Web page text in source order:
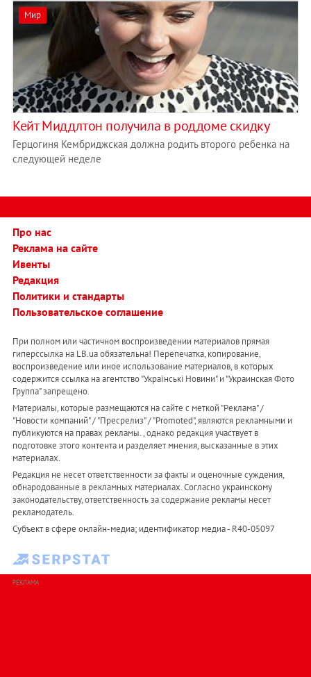
Мир
Кейт Миддлтон получила в роддоме скидку
Герцогиня Кембриджская должна родить второго ребенка на
следующей неделе
Про нас
Реклама на сайте
Ивенты
Редакция
Политики и стандарты
Пользовательское соглашение
При полном или частичном воспроизведении материалов прямая
гиперссылка на LB.ua обязательна! Перепечатка, копирование,
воспроизведение или иное использование материалов, в которых
содержится ссылка на агентство "Українськi Новини" и "Украинская Фото
Группа" запрещено.
Материалы, которые размещаются на сайте с меткой "Реклама" /
"Новости компаний" / "Пресрелиз" / "Promoted", являются рекламными и
публикуются на правах рекламы. , однако редакция участвует в
подготовке этого контента и разделяет мнения, высказанные в этих
материалах.
Редакция не несет ответственности за факты и оценочные суждения,
обнародованные в рекламных материалах. Согласно украинскому
законодательству, ответственность за содержание рекламы несет
рекламодатель.
Субъект в сфере онлайн-медиа; идентификатор медиа - R40-05097
РЕКЛАМА